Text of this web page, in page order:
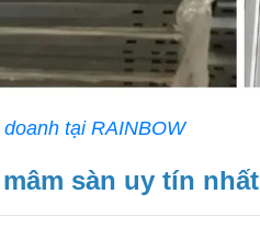
tại RAINBOW
sàn uy tín nhất